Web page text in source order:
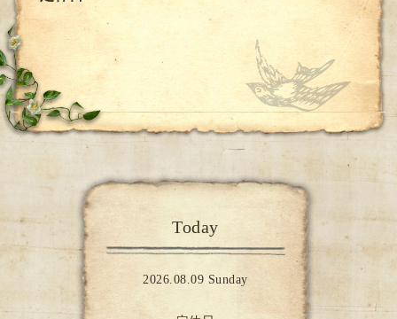
Today
2026.08.09 Sunday